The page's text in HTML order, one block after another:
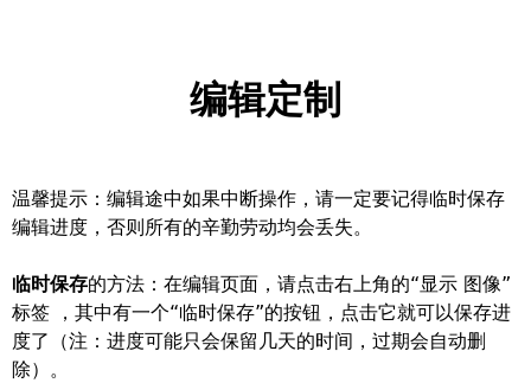
编辑定制
温馨提示：编辑途中如果中断操作，请一定要记得临时保存
编辑进度，否则所有的辛勤劳动均会丢失。
临时保存的方法：在编辑页面，请点击右上角的“显示 图像”
标签 ，其中有一个“临时保存”的按钮，点击它就可以保存进
度了（注：进度可能只会保留几天的时间，过期会自动删
除）。